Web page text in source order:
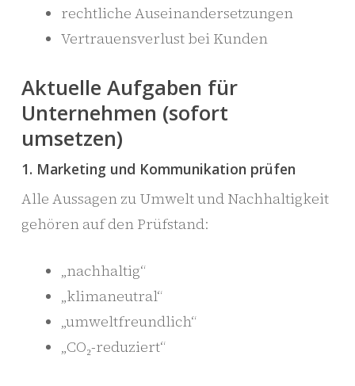
rechtliche Auseinandersetzungen
Vertrauensverlust bei Kunden
Aktuelle Aufgaben für
Unternehmen (sofort
umsetzen)
1. Marketing und Kommunikation prüfen
Alle Aussagen zu Umwelt und Nachhaltigkeit
gehören auf den Prüfstand:
„nachhaltig“
„klimaneutral“
„umweltfreundlich“
„CO₂-reduziert“